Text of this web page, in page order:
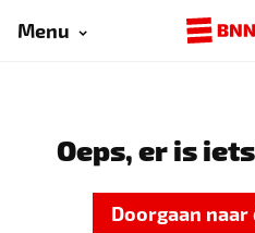
Menu
Oeps, er is
Doorgaan naar